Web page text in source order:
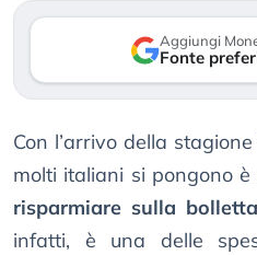
Aggiungi
Fonte
Con l’arrivo della
molti italiani si pongono
risparmiare sulla
infatti, è una delle